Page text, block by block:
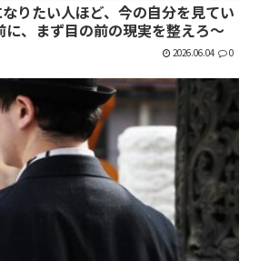
なりたい人ほど、今の自分を見てい
に、まず目の前の現実を整えろ〜
2026.06.04 0